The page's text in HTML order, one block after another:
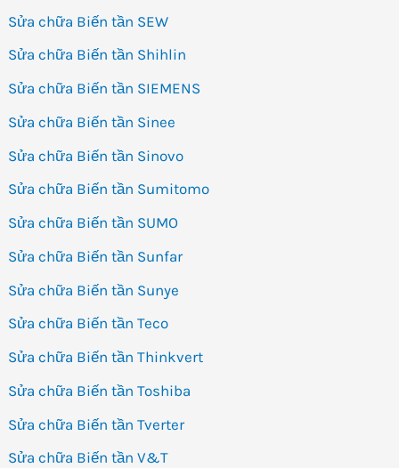
Sửa chữa Biến tần SEW
Sửa chữa Biến tần Shihlin
Sửa chữa Biến tần SIEMENS
Sửa chữa Biến tần Sinee
Sửa chữa Biến tần Sinovo
Sửa chữa Biến tần Sumitomo
Sửa chữa Biến tần SUMO
Sửa chữa Biến tần Sunfar
Sửa chữa Biến tần Sunye
Sửa chữa Biến tần Teco
Sửa chữa Biến tần Thinkvert
Sửa chữa Biến tần Toshiba
Sửa chữa Biến tần Tverter
Sửa chữa Biến tần V&T